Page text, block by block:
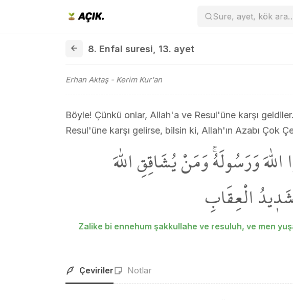
Sure, ayet, kök
8. Enfal suresi 13. ayet
Erhan Aktaş- Kerim Kur'an
Böyle! Çünkü onlar, Allah'a ve Resul'üne karşı
Resul'üne karşı gelirse, bilsin ki, Allah'ın Azabı Çok
وَرَسُولَهُۚ وَمَنْ يُشَاقِقِ اللّٰهَ
الْعِقَابِ
Zalike bi ennehum şakkullahe ve resuluh, ve men
Çeviriler Notlar